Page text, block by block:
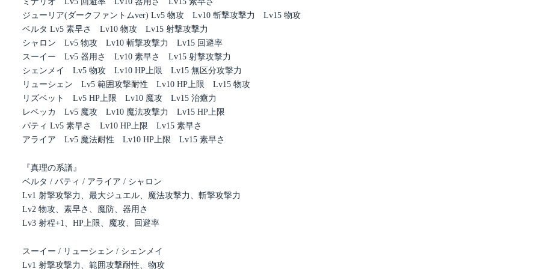
ジューリア(ダークファントムver) Lv5 物攻 Lv10 斬撃攻撃力 Lv15 物攻
ベルタ Lv5 素早さ Lv10 物攻 Lv15 射撃攻撃力
シャロン Lv5 物攻 Lv10 斬撃攻撃力 Lv15 回避率
スーイー Lv5 器用さ Lv10 素早さ Lv15 射撃攻撃力
シェンメイ Lv5 物攻 Lv10 HP上限 Lv15 無区分攻撃力
リューシェン Lv5 範囲攻撃耐性 Lv10 HP上限 Lv15 物攻
リズベット Lv5 HP上限 Lv10 魔攻 Lv15 治癒力
レベッカ Lv5 魔攻 Lv10 魔法攻撃力 Lv15 HP上限
パティ Lv5 素早さ Lv10 HP上限 Lv15 素早さ
アライア Lv5 魔法耐性 Lv10 HP上限 Lv15 素早さ
『真理の系譜』
ベルタ / パティ / アライア / シャロン
Lv1 射撃攻撃力、最大ジュエル、魔法攻撃力、斬撃攻撃力
Lv2 物攻、素早さ、魔防、器用さ
Lv3 射程+1、HP上限、魔攻、回避率
スーイー / リューシェン / シェンメイ
Lv1 射撃攻撃力、範囲攻撃耐性、物攻